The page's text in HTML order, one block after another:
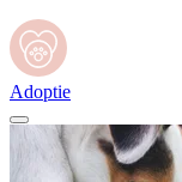
Adoptie